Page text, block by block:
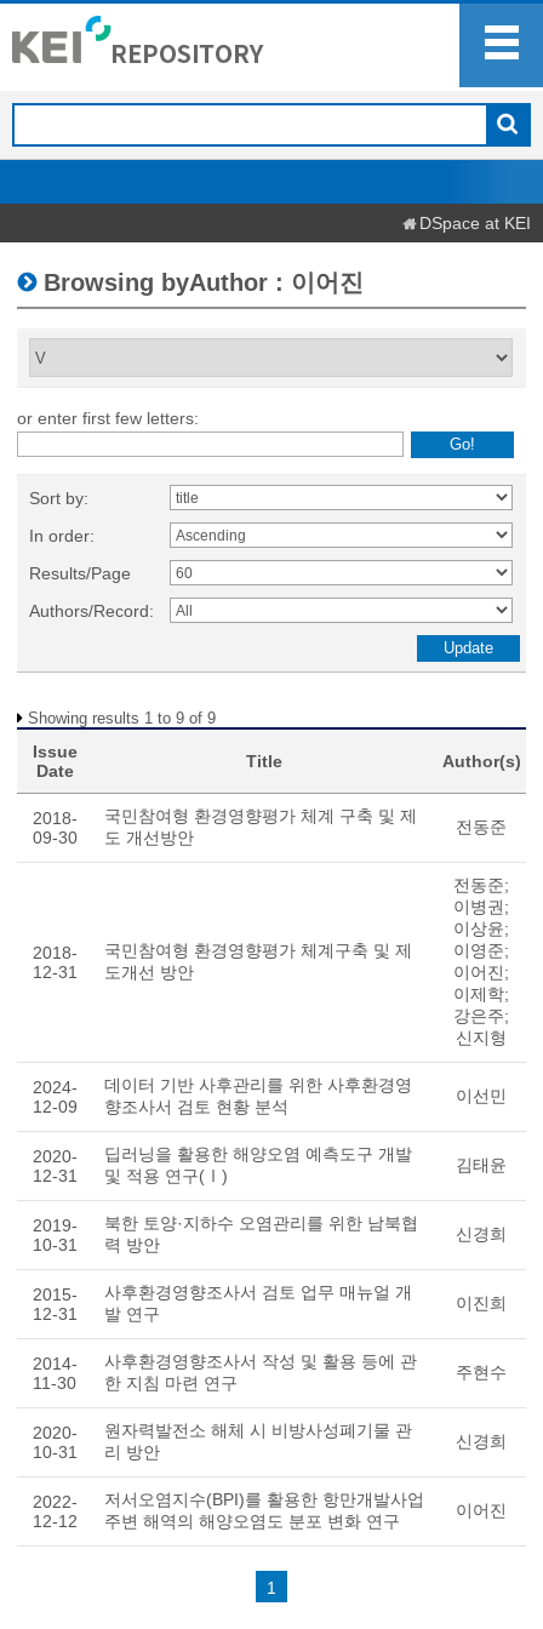
DSpace at KEI
Browsing byAuthor : 이어진
or enter first few letters:
Sort by:
In order:
Results/Page
Authors/Record:
Showing results 1 to 9 of 9
Issue
Date
Title Author(s)
2018-
09-30
국민참여형 환경영향평가 체계 구축 및 제
도 개선방안
전동준
2018-
12-31
국민참여형 환경영향평가 체계구축 및 제
도개선 방안
전동준;
이병권;
이상윤;
이영준;
이어진;
이제학;
강은주;
신지형
2024-
12-09
데이터 기반 사후관리를 위한 사후환경영
향조사서 검토 현황 분석
이선민
2020-
12-31
딥러닝을 활용한 해양오염 예측도구 개발
및 적용 연구(Ⅰ)
김태윤
2019-
10-31
북한 토양·지하수 오염관리를 위한 남북협
력 방안
신경희
2015-
12-31
사후환경영향조사서 검토 업무 매뉴얼 개
발 연구
이진희
2014-
11-30
사후환경영향조사서 작성 및 활용 등에 관
한 지침 마련 연구
주현수
2020-
10-31
원자력발전소 해체 시 비방사성폐기물 관
리 방안
신경희
2022-
12-12
저서오염지수(BPI)를 활용한 항만개발사업
주변 해역의 해양오염도 분포 변화 연구
이어진
1